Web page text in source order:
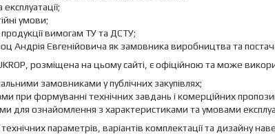
умови;
продукції вимогам ТУ та ДСТУ;
Андрія Євгенійовича як замовника виробництва та
розміщена на цьому сайті, є офіційною та може
замовниками у публічних закупівлях;
при формуванні технічних завдань і комерційних
для ознайомлення з характеристиками та умовами
параметрів, варіантів комплектації та дизайну